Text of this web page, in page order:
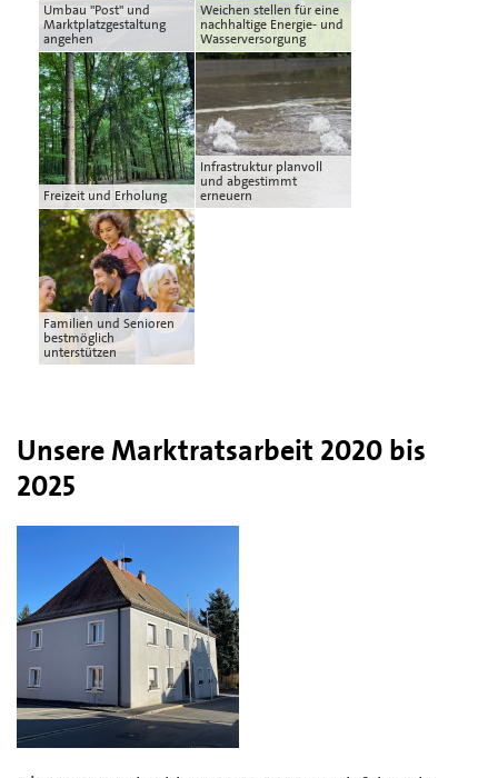
Umbau "Post" und
Marktplatzgestaltung
angehen
Weichen stellen für eine
nachhaltige Energie- und
Wasserversorgung
Freizeit und Erholung
Infrastruktur planvoll
und abgestimmt
erneuern
Familien und Senioren
bestmöglich
unterstützen
Unsere Marktratsarbeit 2020 bis
2025